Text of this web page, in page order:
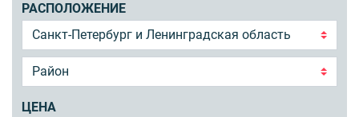
РАСПОЛОЖЕНИЕ
ЦЕНА